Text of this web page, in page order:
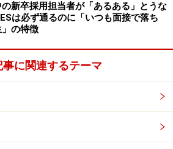
かもしれません。
円の損害が発生したからといっ
償させようとする企業はおそらく
の一方的な都合だったとしても、
求を起こすとなると、企業のイメ
動にも影響を及ぼします。損害が
その賠償をさせることで、それ以
受けてしまいます。それに、損害
の新卒採用担当者が「あるある」とうな
は必ず通るのに「いつも面接で落ち
の特徴
事に関連するテーマ